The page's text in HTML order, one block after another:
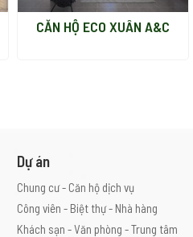
CĂN HỘ ECO XUÂN A&C
Dự án
Chung cư - Căn hộ dịch vụ
Công viên - Biệt thự - Nhà hàng
Khách sạn - Văn phòng - Trung tâm